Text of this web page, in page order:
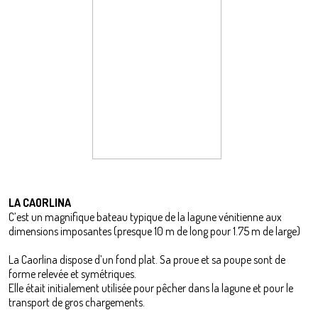
LA CAORLINA
C’est un magnifique bateau typique de la lagune vénitienne aux
dimensions imposantes (presque 10 m de long pour 1.75 m de large)
La Caorlina dispose d’un fond plat. Sa proue et sa poupe sont de
forme relevée et symétriques.
Elle était initialement utilisée pour pêcher dans la lagune et pour le
transport de gros chargements.